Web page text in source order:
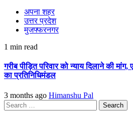
अपना शहर
उत्तर प्रदेश
मुजफ्फरनगर
1 min read
गरीब पीड़ित परिवार को न्याय दिलाने की
का प्रतिनिधिमंडल
3 months ago Himanshu Pal
Search
for: